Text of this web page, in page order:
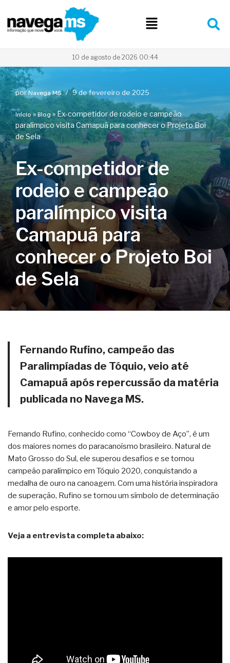
Pular
para
10 de agosto de 2026 00:44
por Navega MS 9 de fevereiro de 2025
Início» Blog» Ex-competidor de rodeio e campeão
paralímpico visita Camapuã para conhecer o Projeto Boi
de Sela
Ex-competidor de
rodeio e campeão
paralímpico visita
Camapuã para
conhecer o Projeto Boi
de Sela
Fernando Rufino, campeão das
Paralimpíadas de Tóquio, veio até
Camapuã após repercussão da matéria
publicada no Navega MS.
Fernando Rufino, conhecido como “Cowboy de Aço”, é um
dos maiores nomes do paracanoísmo brasileiro. Natural de
Mato Grosso do Sul, ele superou desafios e se tornou
campeão paralímpico em Tóquio 2020, conquistando a
medalha de ouro na canoagem. Com uma história inspiradora
de superação, Rufino se tornou um símbolo de determinação
e amor pelo esporte.
Veja a entrevista completa abaixo: